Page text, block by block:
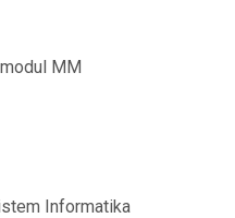
MM
Informatika